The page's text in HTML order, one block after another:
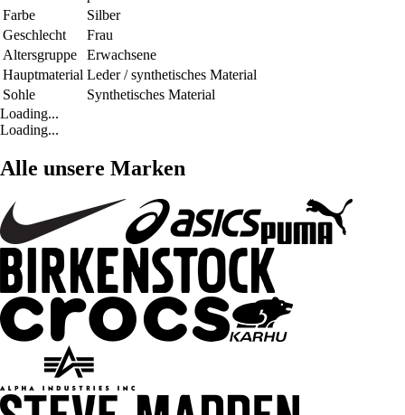
Farbe
Silber
Geschlecht
Frau
Altersgruppe
Erwachsene
Hauptmaterial Leder / synthetisches Material
Sohle
Synthetisches Material
Loading...
Loading...
Alle unsere Marken